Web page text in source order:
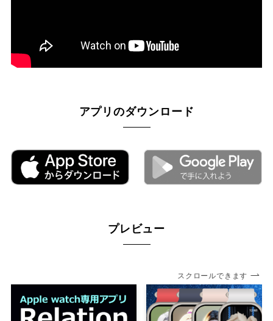
アプリのダウンロード
プレビュー
スクロールできます